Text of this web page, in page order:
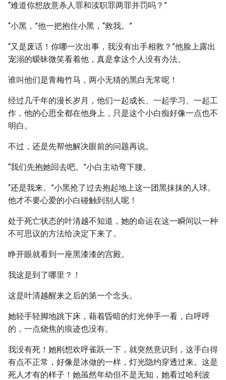
“难道你想故意杀人罪和渎职罪两罪并罚吗？”
“小黑，”他一把抱住小黑，“救我。”
“又是废话！你哪一次出事，我没有出手相救？”他脸上露出
宠溺的暧昧微笑看着他，真是拿这个人没有办法。
谁叫他们是青梅竹马，两小无猜的黑白无常呢！
经过几千年的漫长岁月，他们一起成长、一起学习、一起工
作，他的心思全都在他身上，只是这个小白痴好像一点也不
明白。
不过，还是先帮他解决眼前的问题再说。
“我们先抱她回去吧。”小白主动弯下腰。
“还是我来。”小黑抢了过去抱起地上这一团黑抹抹的人球。
他才不要心爱的小白碰触到别人呢！
处于死亡状态的叶清越不知道，她的命运在这一瞬间以一种
不可思议的方法给决定下来了。
睁开眼就看到一座黑漆漆的宫殿。
我这是到了哪里？！
这是叶清越醒来之后的第一个念头。
她轻手轻脚地跳下床，藉着昏暗的灯光伸手一看，白呼呼
的，一点烧焦的痕迹也没有。
我没有死！她刚想欢呼雀跃一下，就突然意识到，这手白得
有点不正常，好像是冰做的一样，灯光隐约穿透过来。这是
死人才有的样子！她虽然年幼但不是无知，她看过哈利波